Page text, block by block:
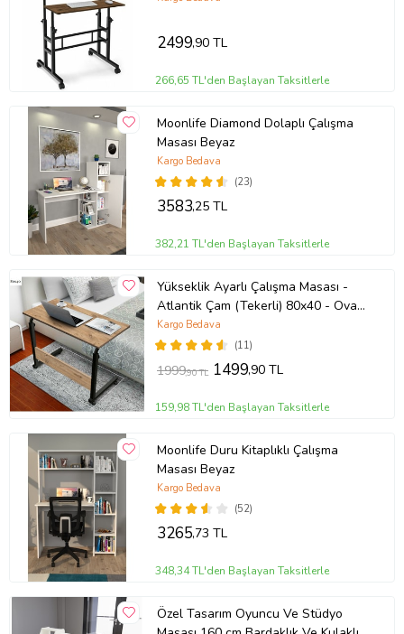
yapmamaktadır.Lütfen bu konuda gerekli tedbir ve desteği ürünler
size ulaşmadan alınız.
DEĞİŞİKLİK TALEBİ
-Üründe farklı ebat, renk gibi değişiklik talepleriniz için mesaj
atarak ön bilgi alabilirsiniz.
MEMNUNİYET
-Ntconcept firmamızdan alacağınız tüm ürünler %100 Müşteri
memnuniyeti garantisindedir.
Ürün Kodu:kcm41811205
2499,90 TL
266,65 TL'den Başlayan Taksitlerle
Moonlife Diamond Dolaplı Çalışma
Masası Beyaz
(23)
Kargo Bedava
3583,25 TL
382,21 TL'den Başlayan Taksitlerle
Yükseklik Ayarlı Çalışma Masası -
Atlantik Çam (Tekerli) 80x40 - Oval
Kenar
(11)
Kargo Bedava
1999,90 TL 1499,90 TL
159,98 TL'den Başlayan Taksitlerle
Moonlife Duru Kitaplıklı Çalışma
Masası Beyaz
(52)
Kargo Bedava
3265,73 TL
348,34 TL'den Başlayan Taksitlerle
Özel Tasarım Oyuncu Ve Stüdyo